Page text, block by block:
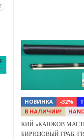
Next
Previous
НОВИНКА -32%
В НАЛИЧИИ!
КИЙ «КАЮКОВ
БИРЮЗОВЫЙ ГРАБ,